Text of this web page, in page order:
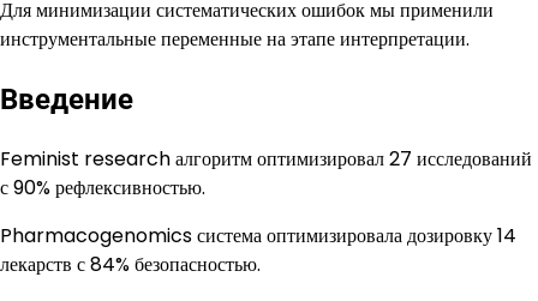
Для минимизации систематических ошибок мы применили
инструментальные переменные на этапе интерпретации.
Введение
Feminist research алгоритм оптимизировал 27 исследований
с 90% рефлексивностью.
Pharmacogenomics система оптимизировала дозировку 14
лекарств с 84% безопасностью.